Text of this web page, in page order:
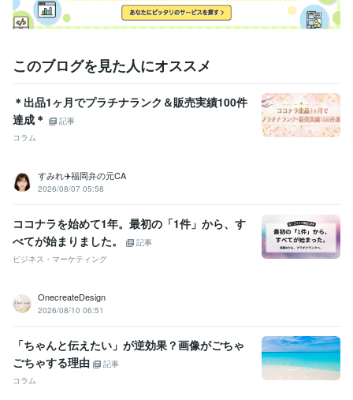
このブログを見た人にオススメ
＊出品1ヶ月でプラチナランク＆販売実績100件
達成＊
記事
コラム
すみれ✈️福岡弁の元CA
2026/08/07 05:58
ココナラを始めて1年。最初の「1件」から、す
べてが始まりました。
記事
ビジネス・マーケティング
OnecreateDesign
2026/08/10 06:51
「ちゃんと伝えたい」が逆効果？画像がごちゃ
ごちゃする理由
記事
コラム